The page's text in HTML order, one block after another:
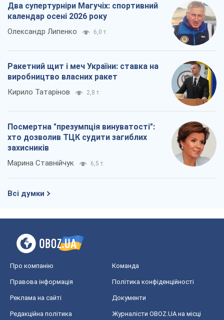
Два супертурніри Магучіх: спортивний
календар осені 2026 року
Олександр Липенко 6,0 т.
Ракетний щит і меч України: ставка на
виробництво власних ракет
Кирило Татарінов 2,8 т.
Посмертна "презумпція винуватості":
хто дозволив ТЦК судити загиблих
захисників
Марина Ставнійчук 6,5 т.
Всі думки
Про компанію Команда
Правова інформація Політика конфіденційності
Реклама на сайті Документи
Редакційна політика
Журналісти OBOZ.UA на місці